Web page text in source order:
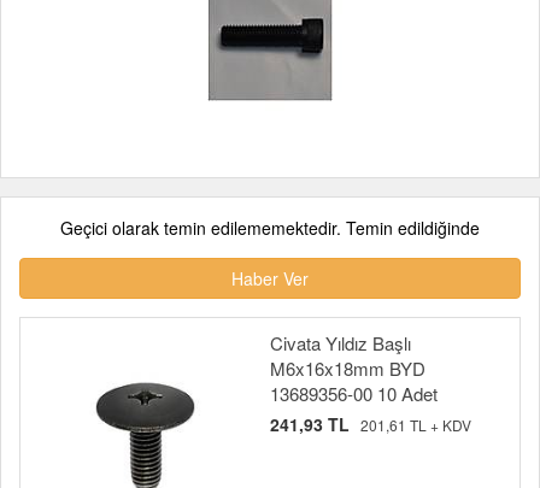
Geçici olarak temin edilememektedir. Temin edildiğinde
Haber Ver
Civata Yıldız Başlı
M6x16x18mm BYD
13689356-00 10 Adet
241,93 TL 201,61 TL + KDV